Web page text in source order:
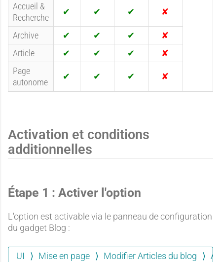
Accueil &
Recherche
u
i
u
i
u
i
o
n
Archive
O
u
O
u
O
u
N
o
Article
O
u
O
u
O
u
N
o
Page
autonome
Activation et conditions
additionnelles
Étape 1 : Activer l'option
L'option est activable via le panneau de configuration
du gadget Blog :
UI Mise en page Modifier Articles du blog